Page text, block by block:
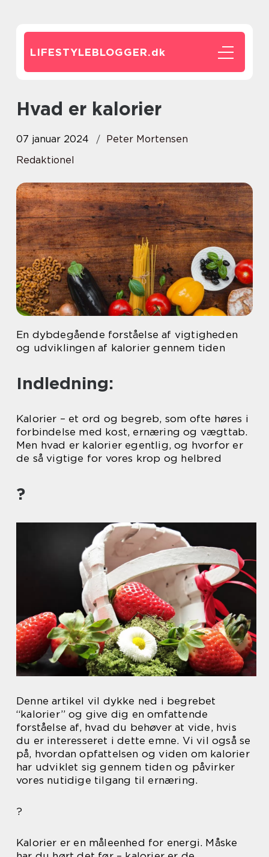
LIFESTYLEBLOGGER.dk
Hvad er kalorier
07 januar 2024
Peter Mortensen
Redaktionel
En dybdegående forståelse af vigtigheden
og udviklingen af kalorier gennem tiden
Indledning:
Kalorier – et ord og begreb, som ofte høres i
forbindelse med kost, ernæring og vægttab.
Men hvad er kalorier egentlig, og hvorfor er
de så vigtige for vores krop og helbred
?
Denne artikel vil dykke ned i begrebet
“kalorier” og give dig en omfattende
forståelse af, hvad du behøver at vide, hvis
du er interesseret i dette emne. Vi vil også se
på, hvordan opfattelsen og viden om kalorier
har udviklet sig gennem tiden og påvirker
vores nutidige tilgang til ernæring.
?
Kalorier er en måleenhed for energi. Måske